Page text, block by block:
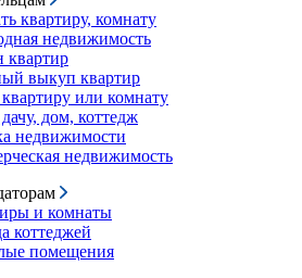
квартиру, комнату
недвижимость
квартир
выкуп квартир
или комнату
дом, коттедж
недвижимости
недвижимость
и комнаты
коттеджей
помещения